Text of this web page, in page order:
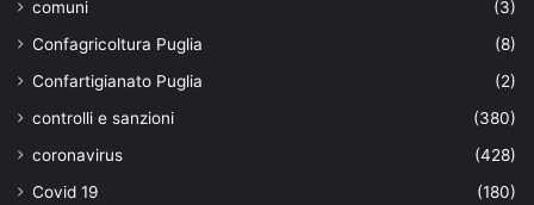
comuni
(3)
Confagricoltura Puglia
(8)
Confartigianato Puglia
(2)
controlli e sanzioni
(380)
coronavirus
(428)
Covid 19
(180)